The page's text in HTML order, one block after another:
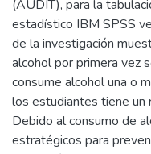
(AUDIT), para la
estadístico IBM SPSS
de la investigación
alcohol por primera vez
consume alcohol una o
los estudiantes tiene un
Debido al consumo de
estratégicos para